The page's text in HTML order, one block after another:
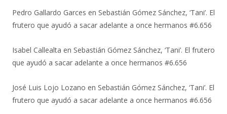
Pedro Gallardo Garces en Sebastián Gómez Sánchez, ‘Tani’. El
frutero que ayudó a sacar adelante a once hermanos #6.656
Isabel Callealta en Sebastián Gómez Sánchez, ‘Tani’. El frutero
que ayudó a sacar adelante a once hermanos #6.656
José Luis Lojo Lozano en Sebastián Gómez Sánchez, ‘Tani’. El
frutero que ayudó a sacar adelante a once hermanos #6.656